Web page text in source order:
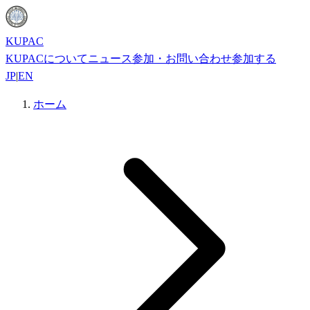
KUPAC
KUPACについてニュース参加・お問い合わせ参加する
JP|EN
ホーム